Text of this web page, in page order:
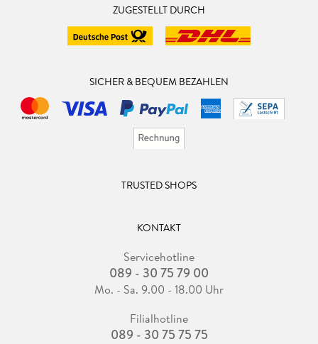
ZUGESTELLT DURCH
SICHER & BEQUEM BEZAHLEN
TRUSTED SHOPS
KONTAKT
Servicehotline
089 - 30 75 79 00
Mo. - Sa. 9.00 - 18.00 Uhr
Filialhotline
089 - 30 75 75 75